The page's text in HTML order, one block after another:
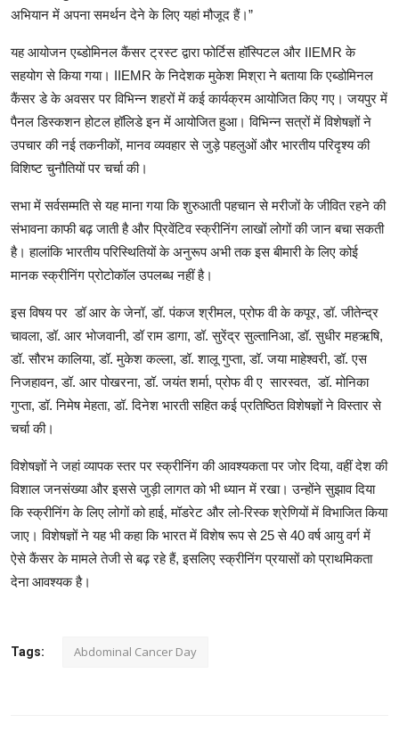
अभियान में अपना समर्थन देने के लिए यहां मौजूद हैं।”
यह आयोजन एब्डोमिनल कैंसर ट्रस्ट द्वारा फोर्टिस हॉस्पिटल और IIEMR के
सहयोग से किया गया। IIEMR के निदेशक मुकेश मिश्रा ने बताया कि एब्डोमिनल
कैंसर डे के अवसर पर विभिन्न शहरों में कई कार्यक्रम आयोजित किए गए। जयपुर में
पैनल डिस्कशन होटल हॉलिडे इन में आयोजित हुआ। विभिन्न सत्रों में विशेषज्ञों ने
उपचार की नई तकनीकों, मानव व्यवहार से जुड़े पहलुओं और भारतीय परिदृश्य की
विशिष्ट चुनौतियों पर चर्चा की।
सभा में सर्वसम्मति से यह माना गया कि शुरुआती पहचान से मरीजों के जीवित रहने की
संभावना काफी बढ़ जाती है और प्रिवेंटिव स्क्रीनिंग लाखों लोगों की जान बचा सकती
है। हालांकि भारतीय परिस्थितियों के अनुरूप अभी तक इस बीमारी के लिए कोई
मानक स्क्रीनिंग प्रोटोकॉल उपलब्ध नहीं है।
इस विषय पर डॉ आर के जेनॉ, डॉ. पंकज श्रीमल, प्रोफ वी के कपूर, डॉ. जीतेन्द्र
चावला, डॉ. आर भोजवानी, डॉ राम डागा, डॉ. सुरेंद्र सुल्तानिआ, डॉ. सुधीर महऋषि,
डॉ. सौरभ कालिया, डॉ. मुकेश कल्ला, डॉ. शालू गुप्ता, डॉ. जया माहेश्वरी, डॉ. एस
निजहावन, डॉ. आर पोखरना, डॉ. जयंत शर्मा, प्रोफ वी ए सारस्वत, डॉ. मोनिका
गुप्ता, डॉ. निमेष मेहता, डॉ. दिनेश भारती सहित कई प्रतिष्ठित विशेषज्ञों ने विस्तार से
चर्चा की।
विशेषज्ञों ने जहां व्यापक स्तर पर स्क्रीनिंग की आवश्यकता पर जोर दिया, वहीं देश की
विशाल जनसंख्या और इससे जुड़ी लागत को भी ध्यान में रखा। उन्होंने सुझाव दिया
कि स्क्रीनिंग के लिए लोगों को हाई, मॉडरेट और लो-रिस्क श्रेणियों में विभाजित किया
जाए। विशेषज्ञों ने यह भी कहा कि भारत में विशेष रूप से 25 से 40 वर्ष आयु वर्ग में
ऐसे कैंसर के मामले तेजी से बढ़ रहे हैं, इसलिए स्क्रीनिंग प्रयासों को प्राथमिकता
देना आवश्यक है।
Tags: Abdominal Cancer Day